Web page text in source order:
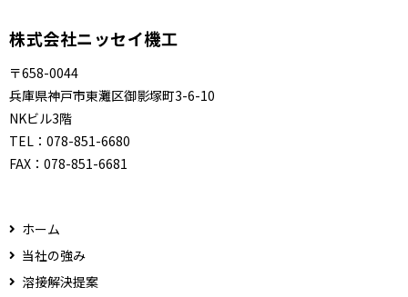
株式会社ニッセイ機工
〒658-0044
兵庫県神戸市東灘区御影塚町3-6-10
NKビル3階
TEL： 078-851-6680
FAX： 078-851-6681
ホーム
当社の強み
溶接解決提案